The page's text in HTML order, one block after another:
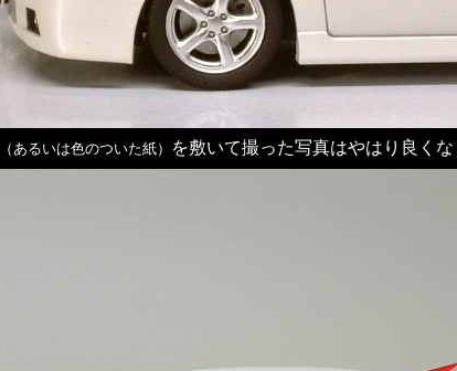
（あるいは色のついた紙） を敷いて撮った写真はやはり良く